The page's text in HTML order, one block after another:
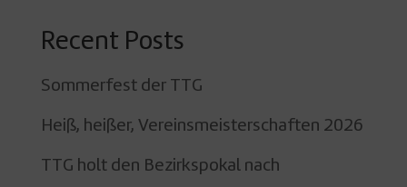
Recent Posts
Sommerfest der TTG
Heiß, heißer, Vereinsmeisterschaften 2026
TTG holt den Bezirkspokal nach